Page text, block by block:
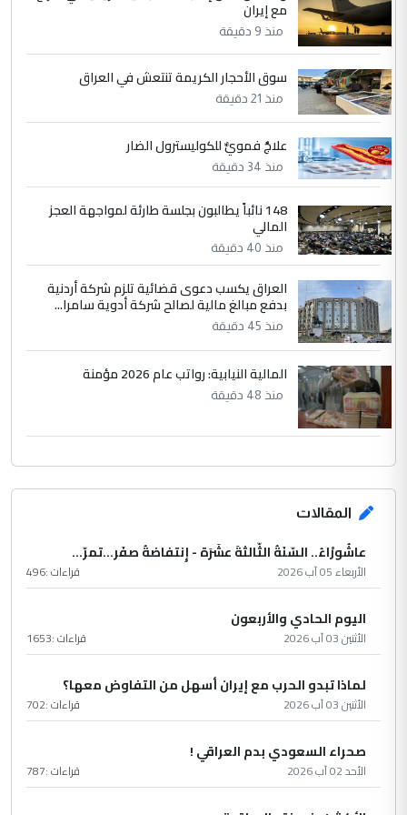
الرافدين تعاني الجفاف والتصحر!!
علي
التعليق : هذه الزيارة تنفع لبنان، دون الشعب
العراقي، الذي احترق بحر الصيف، في حين
حكومة الزيدي ...
الموضوع :
نواف سلام في بغداد.. "الفيول" مقابل
تصدير النفط العراقي
مع إيران
منذ 9 دقيقة
سوق الأحجار الكريمة تنتعش في العراق
منذ 21 دقيقة
علاجٌ فمويٌّ للكوليسترول الضار
منذ 34 دقيقة
148 نائباً يطالبون بجلسة طارئة لمواجهة العجز
المالي
منذ 40 دقيقة
العراق يكسب دعوى قضائية تلزم شركة أردنية
بدفع مبالغ مالية لصالح شركة أدوية سامرا...
منذ 45 دقيقة
المالية النيابية: رواتب عام 2026 مؤمنة
منذ 48 دقيقة
المقالات
عاشُورْاءُ.. السّنَةُ الثّالثةَ عشَرَة - إِنتفاضةُ صفَر…تمرّ...
الأربعاء 05 آب 2026 قراءات :496
اليوم الحادي والأربعون
الأثنين 03 آب 2026 قراءات :1653
لماذا تبدو الحرب مع إيران أسهل من التفاوض معها؟
الأثنين 03 آب 2026 قراءات :702
صحراء السعودي بدم العراقي !
الأحد 02 آب 2026 قراءات :787